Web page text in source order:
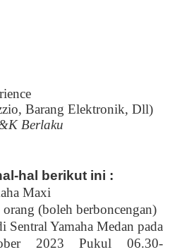
Barang Elektronik, Dll)
Berlaku
hal berikut ini :
Maxi
(boleh berboncengan)
Sentral Yamaha Medan pada
2023 Pukul 06.30-